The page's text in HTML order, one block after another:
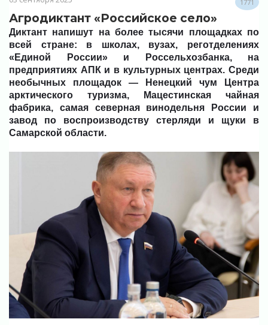
1771
Агродиктант «Российское село»
Диктант напишут на более тысячи площадках по
всей стране: в школах, вузах, реготделениях
«Единой России» и Россельхозбанка, на
предприятиях АПК и в культурных центрах. Среди
необычных площадок — Ненецкий чум Центра
арктического туризма, Мацестинская чайная
фабрика, самая северная винодельня России и
завод по воспроизводству стерляди и щуки в
Самарской области.